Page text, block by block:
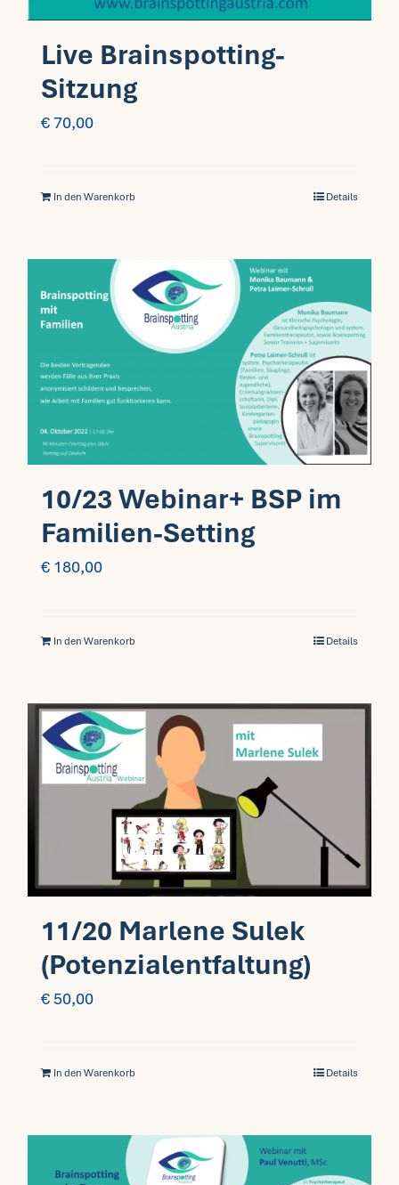
Live Brainspotting-
Sitzung
€70,00
In den Warenkorb Details
10/23 Webinar+ BSP im
Familien-Setting
€ 180,00
In den Warenkorb Details
11/20 Marlene Sulek
(Potenzialentfaltung)
€ 50,00
In den Warenkorb Details